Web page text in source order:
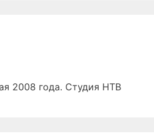
2008 года. Студия НТВ